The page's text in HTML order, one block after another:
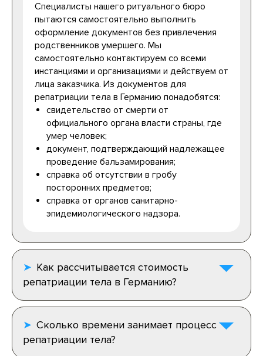
Специалисты нашего ритуального бюро
пытаются самостоятельно выполнить
оформление документов без привлечения
родственников умершего. Мы
самостоятельно контактируем со всеми
инстанциями и организациями и действуем от
лица заказчика. Из документов для
репатриации тела в Германию понадобятся:
свидетельство от смерти от
официального органа власти страны, где
умер человек;
документ, подтверждающий надлежащее
проведение бальзамирования;
справка об отсутствии в гробу
посторонних предметов;
справка от органов санитарно-
эпидемиологического надзора.
Как рассчитывается стоимость
репатриации тела в Германию?
Сколько времени занимает процесс
репатриации тела?